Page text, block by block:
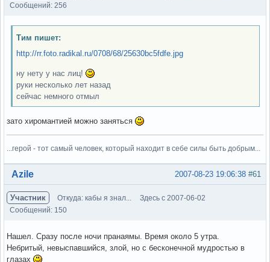
Сообщений: 256
Тим пишет:
http://rr.foto.radikal.ru/0708/68/25630bc5fdfe.jpg
ну нету у нас лиц!
руки несколько лет назад
сейчас немного отмыл
зато хиромантией можно заняться
...герой - тот самый человек, который находит в себе силы быть добрым...
Вне форума #61
2007-08-23 19:06:38
Azile
Участник Откуда: кабы я знал...
Здесь с 2007-06-02
Сообщений: 150
Нашел. Сразу после ночи пранаямы. Время около 5 утра.
Небритый, невыспавшийся, злой, но с бесконечной мудростью в
глазах